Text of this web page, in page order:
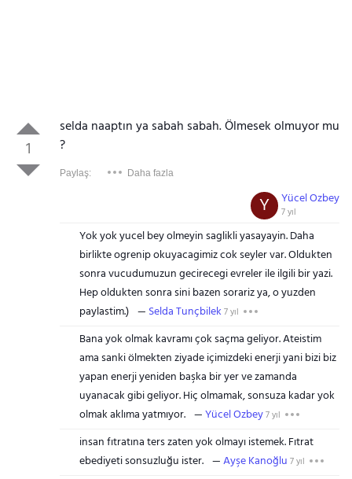
1
selda naaptın ya sabah sabah. Ölmesek olmuyor mu
?
Paylaş: Daha fazla
Yücel Ozbey
7 yıl
Y
Yok yok yucel bey olmeyin saglikli yasayayin. Daha
birlikte ogrenip okuyacagimiz cok seyler var. Oldukten
sonra vucudumuzun gecirecegi evreler ile ilgili bir yazi.
Hep oldukten sonra sini bazen sorariz ya, o yuzden
paylastim.)
Selda Tunçbilek 7 yıl
Bana yok olmak kavramı çok saçma geliyor. Ateistim
ama sanki ölmekten ziyade içimizdeki enerji yani bizi biz
yapan enerji yeniden başka bir yer ve zamanda
uyanacak gibi geliyor. Hiç olmamak, sonsuza kadar yok
olmak aklıma yatmıyor.
Yücel Ozbey7 yıl
insan fıtratına ters zaten yok olmayı istemek. Fıtrat
ebediyeti sonsuzluğu ister.
Ayşe Kanoğlu 7 yıl